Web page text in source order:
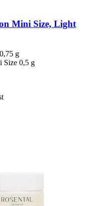
Mini Size, Light
g
Size 0,5 g